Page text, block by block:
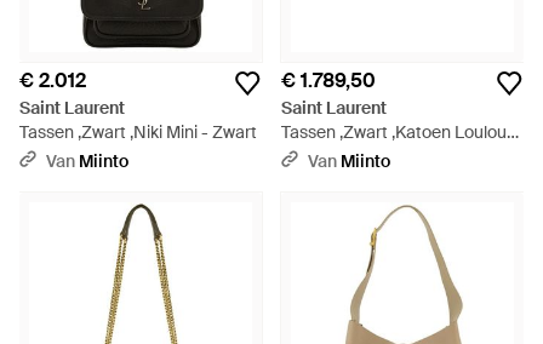
€ 2.012
Saint Laurent
Tassen ,Zwart ,Niki Mini - Zwart
Van Miinto
€ 1.789,50
Saint Laurent
Tassen ,Zwart ,Katoen Loulou
Camera Bag - Zwart
Van Miinto